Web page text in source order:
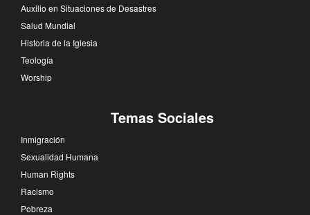
Auxilio en Situaciones de Desastres
Salud Mundial
Historia de la Iglesia
Teología
Worship
Temas Sociales
Inmigración
Sexualidad Humana
Human Rights
Racismo
Pobreza